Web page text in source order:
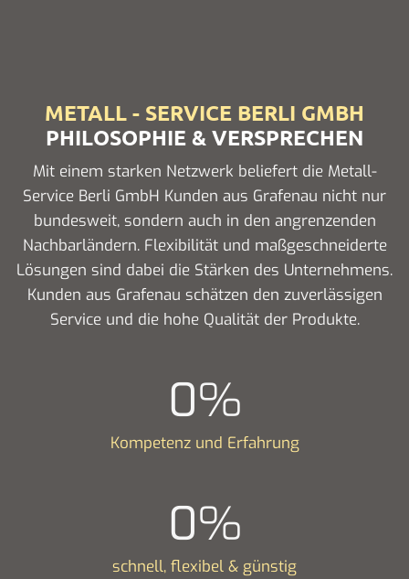
METALL - SERVICE BERLI GMBH
PHILOSOPHIE & VERSPRECHEN
Mit einem starken Netzwerk beliefert die Metall-
Service Berli GmbH Kunden aus Grafenau nicht nur
bundesweit, sondern auch in den angrenzenden
Nachbarländern. Flexibilität und maßgeschneiderte
Lösungen sind dabei die Stärken des Unternehmens.
Kunden aus Grafenau schätzen den zuverlässigen
Service und die hohe Qualität der Produkte.
0%
Kompetenz und Erfahrung
0%
schnell, flexibel & günstig